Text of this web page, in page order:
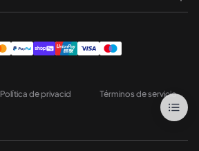
Política de privacid Términos de servicio